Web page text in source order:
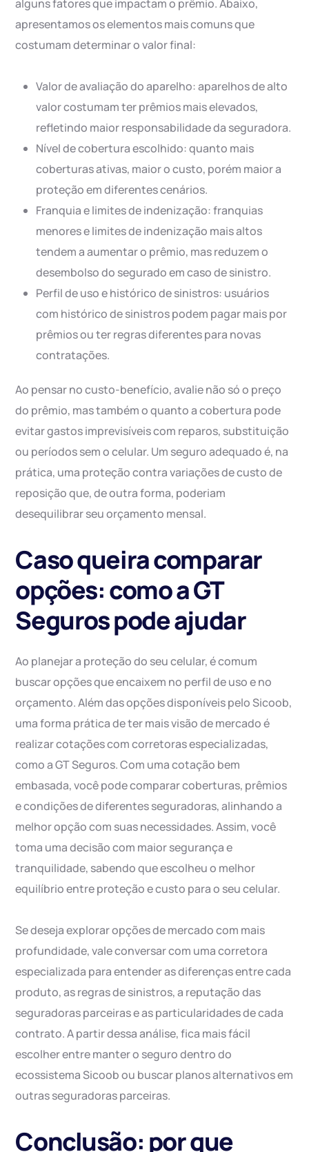
alguns fatores que impactam o prêmio. Abaixo,
apresentamos os elementos mais comuns que
costumam determinar o valor final:
Valor de avaliação do aparelho: aparelhos de alto
valor costumam ter prêmios mais elevados,
refletindo maior responsabilidade da seguradora.
Nível de cobertura escolhido: quanto mais
coberturas ativas, maior o custo, porém maior a
proteção em diferentes cenários.
Franquia e limites de indenização: franquias
menores e limites de indenização mais altos
tendem a aumentar o prêmio, mas reduzem o
desembolso do segurado em caso de sinistro.
Perfil de uso e histórico de sinistros: usuários
com histórico de sinistros podem pagar mais por
prêmios ou ter regras diferentes para novas
contratações.
Ao pensar no custo-benefício, avalie não só o preço
do prêmio, mas também o quanto a cobertura pode
evitar gastos imprevisíveis com reparos, substituição
ou períodos sem o celular. Um seguro adequado é, na
prática, uma proteção contra variações de custo de
reposição que, de outra forma, poderiam
desequilibrar seu orçamento mensal.
Caso queira comparar
opções: como a GT
Seguros pode ajudar
Ao planejar a proteção do seu celular, é comum
buscar opções que encaixem no perfil de uso e no
orçamento. Além das opções disponíveis pelo Sicoob,
uma forma prática de ter mais visão de mercado é
realizar cotações com corretoras especializadas,
como a GT Seguros. Com uma cotação bem
embasada, você pode comparar coberturas, prêmios
e condições de diferentes seguradoras, alinhando a
melhor opção com suas necessidades. Assim, você
toma uma decisão com maior segurança e
tranquilidade, sabendo que escolheu o melhor
equilíbrio entre proteção e custo para o seu celular.
Se deseja explorar opções de mercado com mais
profundidade, vale conversar com uma corretora
especializada para entender as diferenças entre cada
produto, as regras de sinistros, a reputação das
seguradoras parceiras e as particularidades de cada
contrato. A partir dessa análise, fica mais fácil
escolher entre manter o seguro dentro do
ecossistema Sicoob ou buscar planos alternativos em
outras seguradoras parceiras.
Conclusão: por que